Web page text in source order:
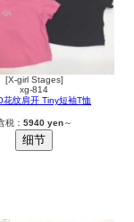
[X-girl Stages]
xg-814
花纹肩开 Tiny短袖T恤
税： 5940 yen～